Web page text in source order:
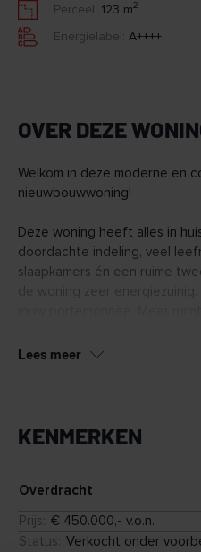
Perceel: 123 m2
Energielabel: A++++
OVER DEZE
Welkom in deze moderne en
nieuwbouwwoning!
Deze woning heeft alles in
doordachte indeling, veel
slaapkamers én een ruime
indelingsmogelijkheden om
Zeer energiezuinige woning
Veel lichtinval in woonkamer
Voldoende
Diverse indelings- en
Lees meer
KENMERKEN
Overdracht
Prijs
€ 450.000,- v.o.n.
Status
Verkocht onder